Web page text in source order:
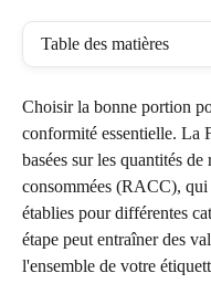
Table des matières
Choisir la bonne portion
conformité essentielle. La
basées sur les quantités
consommées (RACC), qui
établies pour différentes
étape peut entraîner des
l'ensemble de votre